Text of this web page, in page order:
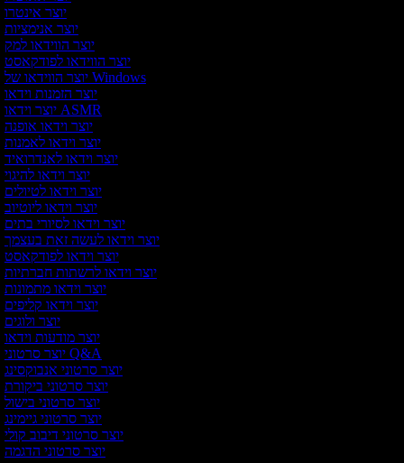
יוצר אינטרו
יוצר אנימציות
יוצר הווידאו למק
יוצר הווידאו לפודקאסט
יוצר הווידאו של Windows
יוצר הזמנות וידאו
יוצר וידאו ASMR
יוצר וידאו אופנה
יוצר וידאו לאמנות
יוצר וידאו לאנדרואיד
יוצר וידאו להיגוי
יוצר וידאו לטיולים
יוצר וידאו ליוטיוב
יוצר וידאו לסיורי בתים
יוצר וידאו לעשה זאת בעצמך
יוצר וידאו לפודקאסט
יוצר וידאו לרשתות חברתיות
יוצר וידאו מתמונות
יוצר וידאו קליפים
יוצר ולוגים
יוצר מודעות וידאו
יוצר סרטוני Q&A
יוצר סרטוני אנבוקסינג
יוצר סרטוני ביקורת
יוצר סרטוני בישול
יוצר סרטוני גיימינג
יוצר סרטוני דיבוב קולי
יוצר סרטוני הדגמה